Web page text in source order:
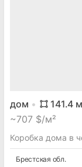
дом 141.4
~707 $/м²
Коробка дома в
Брестская обл.